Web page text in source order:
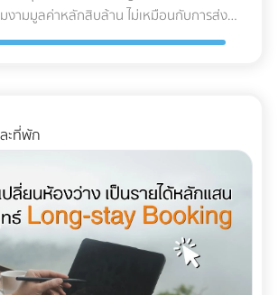
มงามมูลค่าหลักสิบล้าน ไม่เหมือนกับการส่ง
วามเสียหายของเครื่องมือแพทย์ขั้นสูงเหล่านี้
ลโดยตรงต่อการวินิจฉัยโรคและชีวิตของผู้
เสียหายระหว่างขนส่ง นอกจากประกันสินค้า
าเชื่อถือขององค์กรก็จะลดลงทันที บทความ
ความเสี่ยง และมาตรฐาน Logistics ที่ธุรกิจ
งรู้ในปี 2026 ครับ 3 ความเสี่ยงแฝงที่เครื่อง
ะหว่างขนส่ง การใช้รถบรรทุกธรรมดาเพื่อ
ะบาง ถือเป็นการรับความเสี่ยงที่ได้ไม่คุ้มเสีย
กทำให้อุปกรณ์พังจากภายใน: แรงสั่น
ะที่พัก